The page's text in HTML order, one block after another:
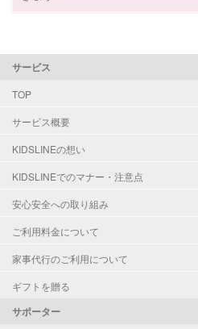
サービス
TOP
サービス概要
KIDSLINEの想い
KIDSLINEでのマナー・注意点
安心安全への取り組み
ご利用料金について
家事代行のご利用について
ギフトを贈る
サポーター